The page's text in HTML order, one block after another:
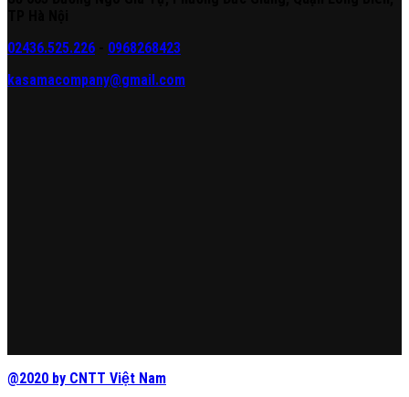
02436.525.226
0968268423
kasamacompany@gmail.com
@2020 by CNTT Việt Nam